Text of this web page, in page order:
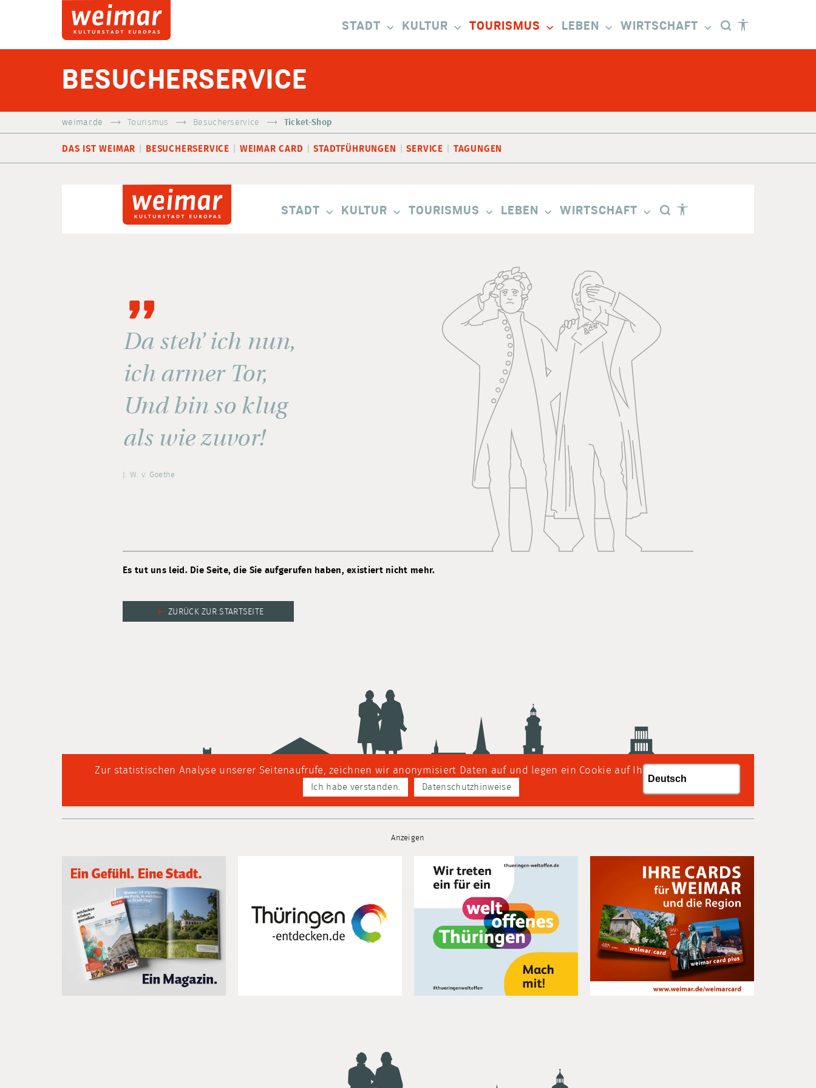
STADT KULTUR TOURISMUS LEBEN WIRTSCHAFT
BESUCHERSERVICE
weimar.de Tourismus Besucherservice Ticket-Shop
DAS IST WEIMAR BESUCHERSERVICE WEIMAR CARD STADTFÜHRUNGEN SERVICE TAGUNGEN
Anzeigen